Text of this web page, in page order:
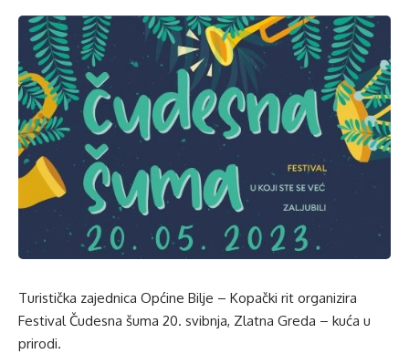
Turistička zajednica Općine Bilje – Kopački rit organizira
Festival Čudesna šuma 20. svibnja, Zlatna Greda – kuća u
prirodi.